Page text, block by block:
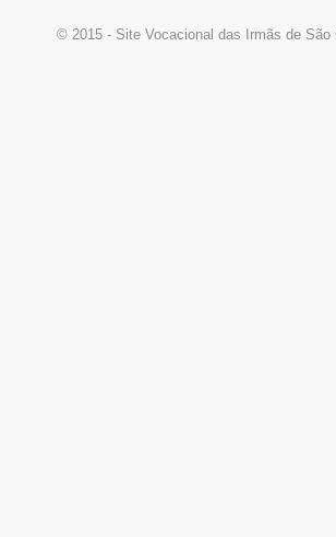
© 2015 - Site Vocacional das Irmãs de São